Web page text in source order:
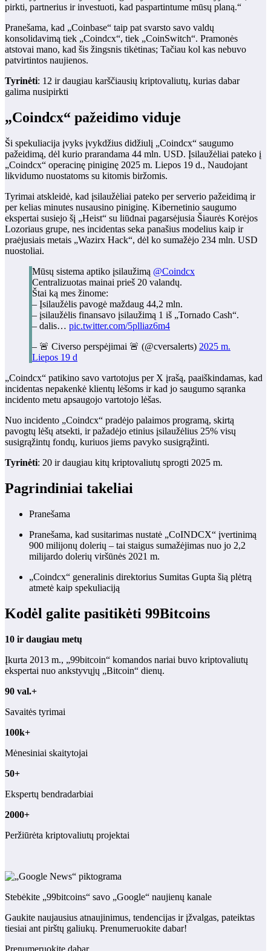
pirkti, partnerius ir investuoti, kad paspartintume mūsų planą.“
Pranešama, kad „Coinbase“ taip pat svarsto savo valdų
konsolidavimą tiek „Coindcx“, tiek „CoinSwitch“. Pramonės
atstovai mano, kad šis žingsnis tikėtinas; Tačiau kol kas nebuvo
patvirtintos naujienos.
Tyrinėti: 12 ir daugiau karščiausių kriptovaliutų, kurias dabar
galima nusipirkti
„Coindcx“ pažeidimo viduje
Ši spekuliacija įvyks įvykdžius didžiulį „Coindcx“ saugumo
pažeidimą, dėl kurio prarandama 44 mln. USD. Įsilaužėliai pateko į
„Coindcx“ operacinę piniginę 2025 m. Liepos 19 d., Naudojant
likvidumo nuostatoms su kitomis biržomis.
Tyrimai atskleidė, kad įsilaužėliai pateko per serverio pažeidimą ir
per kelias minutes nusausino piniginę. Kibernetinio saugumo
ekspertai susiejo šį „Heist“ su liūdnai pagarsėjusia Šiaurės Korėjos
Lozoriaus grupe, nes incidentas seka panašius modelius kaip ir
praėjusiais metais „Wazirx Hack“, dėl ko sumažėjo 234 mln. USD
nuostoliai.
Mūsų sistema aptiko įsilaužimą @Coindcx
Centralizuotas mainai prieš 20 valandų.
Štai ką mes žinome:
– Įsilaužėlis pavogė maždaug 44,2 mln.
– įsilaužėlis finansavo įsilaužimą 1 iš „Tornado Cash“.
– dalis… pic.twitter.com/5plliaz6m4
– 🚨 Civerso perspėjimai 🚨 (@cversalerts) 2025 m.
Liepos 19 d
„Coindcx“ patikino savo vartotojus per X įrašą, paaiškindamas, kad
incidentas nepakenkė klientų lėšoms ir kad jo saugumo sąranka
incidento metu apsaugojo vartotojo lėšas.
Nuo incidento „Coindcx“ pradėjo palaimos programą, skirtą
pavogtų lėšų atsekti, ir pažadėjo etinius įsilaužėlius 25% visų
susigrąžintų fondų, kuriuos jiems pavyko susigrąžinti.
Tyrinėti: 20 ir daugiau kitų kriptovaliutų sprogti 2025 m.
Pagrindiniai takeliai
Pranešama
Pranešama, kad susitarimas nustatė „CoINDCX“ įvertinimą
900 milijonų dolerių – tai staigus sumažėjimas nuo jo 2,2
milijardo dolerių viršūnės 2021 m.
„Coindcx“ generalinis direktorius Sumitas Gupta šią plėtrą
atmetė kaip spekuliaciją
Kodėl galite pasitikėti 99Bitcoins
10 ir daugiau metų
Įkurta 2013 m., „99bitcoin“ komandos nariai buvo kriptovaliutų
ekspertai nuo ankstyvųjų „Bitcoin“ dienų.
90 val.+
Savaitės tyrimai
100k+
Mėnesiniai skaitytojai
50+
Ekspertų bendradarbiai
2000+
Peržiūrėta kriptovaliutų projektai
Stebėkite „99bitcoins“ savo „Google“ naujienų kanale
Gaukite naujausius atnaujinimus, tendencijas ir įžvalgas, pateiktas
tiesiai ant pirštų galiukų. Prenumeruokite dabar!
Prenumeruokite dabar